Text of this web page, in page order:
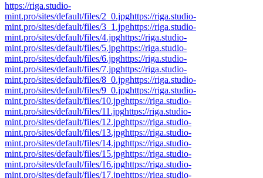
https://riga.studio-
mint.pro/sites/default/files/2_0.jpghttps://riga.studio-
mint.pro/sites/default/files/3_1.jpghttps://riga.studio-
mint.pro/sites/default/files/4.jpghttps://riga.studio-
mint.pro/sites/default/files/5.jpghttps://riga.studio-
mint.pro/sites/default/files/6.jpghttps://riga.studio-
mint.pro/sites/default/files/7.jpghttps://riga.studio-
mint.pro/sites/default/files/8_0.jpghttps://riga.studio-
mint.pro/sites/default/files/9_0.jpghttps://riga.studio-
mint.pro/sites/default/files/10.jpghttps://riga.studio-
mint.pro/sites/default/files/11.jpghttps://riga.studio-
mint.pro/sites/default/files/12.jpghttps://riga.studio-
mint.pro/sites/default/files/13.jpghttps://riga.studio-
mint.pro/sites/default/files/14.jpghttps://riga.studio-
mint.pro/sites/default/files/15.jpghttps://riga.studio-
mint.pro/sites/default/files/16.jpghttps://riga.studio-
mint.pro/sites/default/files/17.jpghttps://riga.studio-